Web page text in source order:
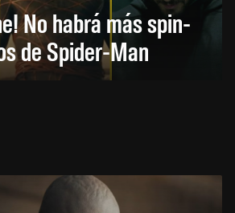
No habrá más spin-
de Spider-Man